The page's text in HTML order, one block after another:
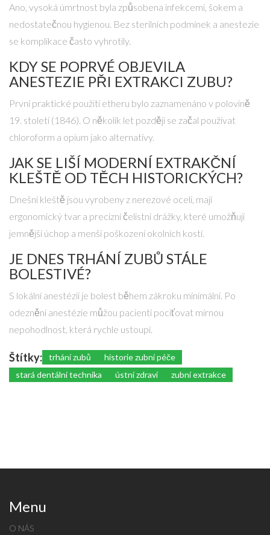
Ano, vysoká úmrtnost byla způsobena infekcemi, šokem a
nedostatečnou hygienou. Bez sterilních podmínek a anestezie
se komplikace často vyhrotily.
KDY SE POPRVÉ OBJEVILA
ANESTEZIE PŘI EXTRAKCI ZUBU?
První praktické použití etheru bylo zaznamenáno v polovině
19. století (1846). O několik let později se začal používat
chloroform a opium jako alternativy.
JAK SE LIŠÍ MODERNÍ EXTRAKČNÍ
KLEŠTĚ OD TĚCH HISTORICKÝCH?
Dnešní kleště jsou vyrobeny z nerezové oceli, mají
ergonomický tvar a precizní čelistní drážky, které umožňují
jemnější úchop a menší poškození okolních kostí.
JE DNES TRHÁNÍ ZUBŮ STÁLE
BOLESTIVÉ?
S lokální anestézií je bolest během zákroku minimální. Po
odeznění anestézie můžou pacienti pociťovat mírnou
nepohodlnost, která rychle ustoupí.
Štítky: trhání zubů
historie zubní péče
stará dentální technika
ústní zdraví zubní extrakce
Menu
O NÁS